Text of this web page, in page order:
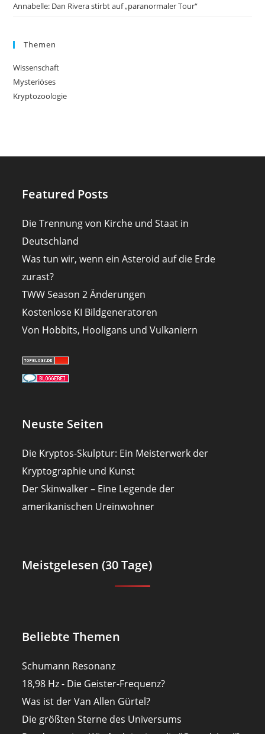
Annabelle: Dan Rivera stirbt auf „paranormaler Tour“
Themen
Wissenschaft
Mysteriöses
Kryptozoologie
Featured Posts
Die Trennung von Kirche und Staat in
Deutschland
Was tun wir, wenn ein Asteroid auf die Erde
zurast?
TWW Season 2 Änderungen
Kostenlose KI Bildgeneratoren
Von Hobbits, Hooligans und Vulkaniern
Neuste Seiten
Die Kryptos-Skulptur: Ein Meisterwerk der
Kryptographie und Kunst
Der Skinwalker – Eine Legende der
amerikanischen Ureinwohner
Meistgelesen (30 Tage)
Beliebte Themen
Schumann Resonanz
18,98 Hz - Die Geister-Frequenz?
Was ist der Van Allen Gürtel?
Die größten Sterne des Universums